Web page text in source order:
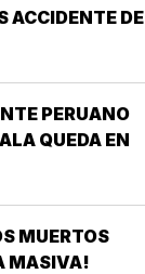
ACCIDENTE DE
PERUANO
QUEDA EN
MUERTOS
MASIVA!